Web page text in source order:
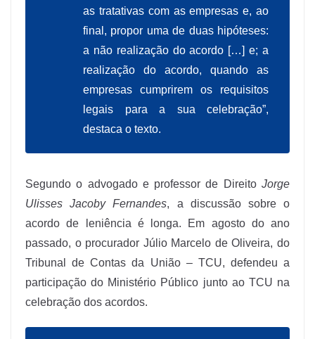
as tratativas com as empresas e, ao
final, propor uma de duas hipóteses:
a não realização do acordo […] e; a
realização do acordo, quando as
empresas cumprirem os requisitos
legais para a sua celebração”,
destaca o texto.
Segundo o advogado e professor de Direito Jorge
Ulisses Jacoby Fernandes, a discussão sobre o
acordo de leniência é longa. Em agosto do ano
passado, o procurador Júlio Marcelo de Oliveira, do
Tribunal de Contas da União – TCU, defendeu a
participação do Ministério Público junto ao TCU na
celebração dos acordos.